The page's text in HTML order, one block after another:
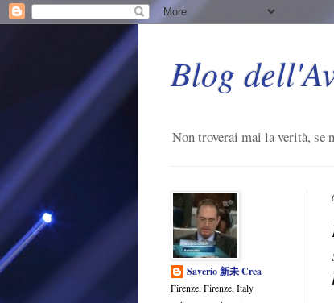
Blog
Non troverai mai la verità, se
Saverio 新未 Crea
Firenze, Firenze, Italy